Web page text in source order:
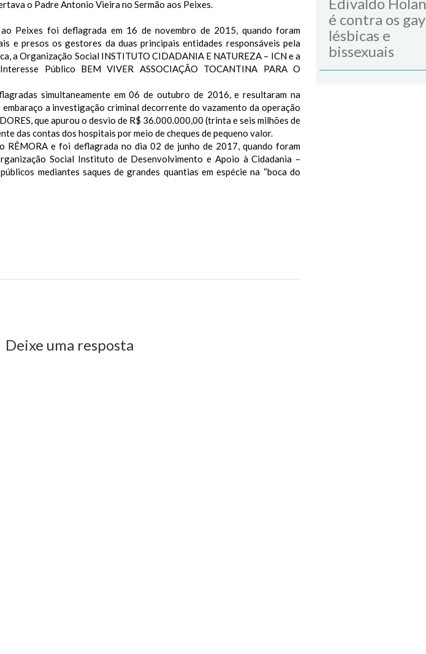
o Padre Antonio Vieira no Sermão aos Peixes.
Peixes foi deflagrada em 16 de novembro de 2015, quando foram
e presos os gestores da duas principais entidades responsáveis pela
a Organização Social INSTITUTO CIDADANIA E NATUREZA – ICN e a
Público BEM VIVER ASSOCIAÇÃO TOCANTINA PARA O
simultaneamente em 06 de outubro de 2016, e resultaram na
a investigação criminal decorrente do vazamento da operação
que apurou o desvio de R$ 36.000.000,00 (trinta e seis milhões de
das contas dos hospitais por meio de cheques de pequeno valor.
RÊMORA e foi deflagrada no dia 02 de junho de 2017, quando foram
Social Instituto de Desenvolvimento e Apoio à Cidadania –
mediantes saques de grandes quantias em espécie na “boca do
Deixe uma resposta
Edivaldo
é contra os
lésbicas e
bissexuais